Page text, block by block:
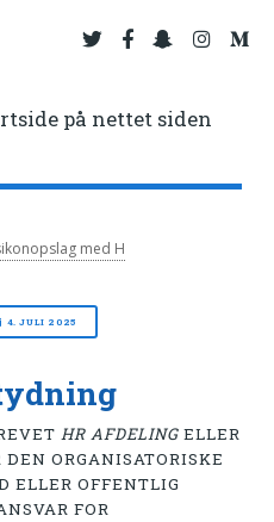
på nettet siden
med H
4. JULI 2025
HR AFDELINGELLER
DEN ORGANISATORISKE
ELLER OFFENTLIG
FOR